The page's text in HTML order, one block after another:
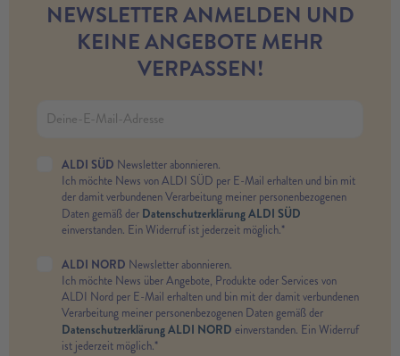
NEWSLETTER ANMELDEN UND
KEINE ANGEBOTE MEHR
VERPASSEN!
ALDI SÜD Newsletter abonnieren.
Ich möchte News von ALDI SÜD per E-Mail erhalten und bin mit
der damit verbundenen Verarbeitung meiner personenbezogenen
Daten gemäß der Datenschutzerklärung ALDI SÜD
einverstanden. Ein Widerruf ist jederzeit möglich.*
ALDI NORD Newsletter abonnieren.
Ich möchte News über Angebote, Produkte oder Services von
ALDI Nord per E-Mail erhalten und bin mit der damit verbundenen
Verarbeitung meiner personenbezogenen Daten gemäß der
Datenschutzerklärung ALDI NORD einverstanden. Ein Widerruf
ist jederzeit möglich.*